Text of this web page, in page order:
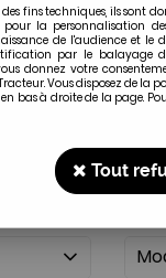
6880
fins techniques, ils sont
la personnalisation
de l'audience et le
par le balayage
donnez votre
Vous disposez de la
bas à droite de la page.
Tout